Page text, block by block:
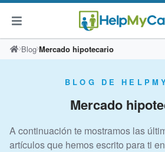
Saltar
al
Blog Mercado hipotecario
BLOG DE
Mercado
A continuación te mostramos las
artículos que hemos escrito para ti